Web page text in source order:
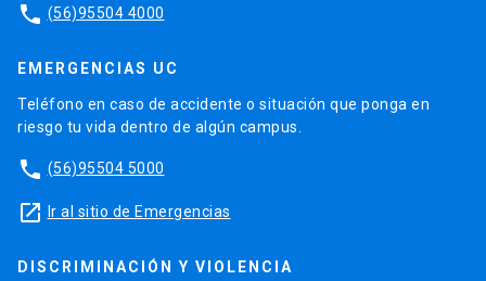
phone (56)95504 4000
EMERGENCIAS UC
Teléfono en caso de accidente o situación que ponga en
riesgo tu vida dentro de algún campus.
phone (56)95504 5000
launch Ir al sitio de Emergencias
DISCRIMINACIÓN Y VIOLENCIA